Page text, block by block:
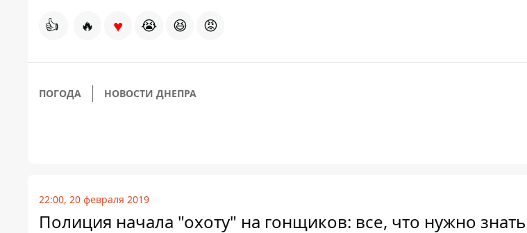
👍 🔥 ♥ 😭 😆 😡
ПОГОДА НОВОСТИ ДНЕПРА
22:00, 20 февраля 2019
Полиция начала "охоту" на гонщиков: все, что нужно